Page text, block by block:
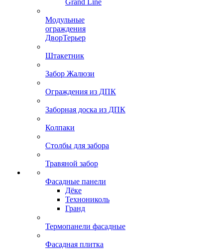
Grand Line
Модульные
ограждения
ДворТерьер
Штакетник
Забор Жалюзи
Ограждения из ДПК
Заборная доска из ДПК
Колпаки
Столбы для забора
Травяной забор
Фасадные панели
Дёке
Технониколь
Гранд
Термопанели фасадные
Фасадная плитка